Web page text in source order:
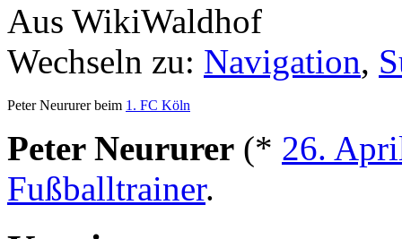
Aus WikiWaldhof
Wechseln zu: Navigation,
Peter Neururer beim 1. FC Köln
Peter Neururer (* 26.
Fußballtrainer.